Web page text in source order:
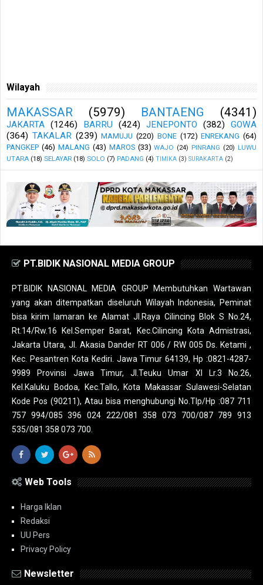
Wilayah
MAKASSAR (5979) BANTAENG (4341)
JAKARTA (1246) BARRU (424) JENEPONTO (382)
GOWA
(364) TAKALAR (239) MAMUJU (220) BONE (172) ENREKANG (64)
PANGKEP (46) MALANG (43) MAROS (33) WAJO (24) PINRANG (20) LUWU
UTARA (18) SELAYAR (18) SOLO (7) PADANG (4) TIMIKA (3) SURAKARTA (2)
PT.BIDIK NASIONAL MEDIA GROUP
PT.BIDIK NASIONAL MEDIA GROUP Membutuhkan Wartawan
yang akan ditempatkan diseluruh Wilayah Indonesia, Peminat
bisa kirim lamaran ke Alamat Jl.Raya Cilincing Blok S No.24,
Rt.14/Rw.16 Kel.Semper Barat, Kec.Cilincing Kota Admistrasi,
Jakarta Utara, Jl. Akasia Dander RT 006 / RW 005 Ds. Ketami ,
Kec. Pesantren Kota Kediri. Jawa Timur 64139, Hp :0821-4287-
9989 Provinsi Jawa Timur, Jl.Teuku Umar XI Lr.3 No.26,
Kel.Kaluku Bodoa, Kec.Tallo, Kota Makassar Sulawesi-Selatan
Kode Pos (90211), Atau bisa menghubungi No.Tlp/Hp :087 711
757 994/085 396 024 222/081 358 073 700/087 789 913
535/081 358 073 700.
Web Tools
Harga Iklan
Redaksi
UU Pers
Privacy Policy
Newsletter